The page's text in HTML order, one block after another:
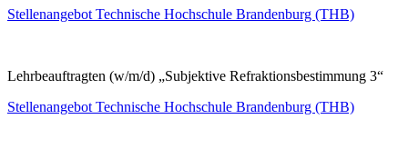
Stellenangebot Technische Hochschule Brandenburg (THB)
Lehrbeauftragten (w/m/d) „Subjektive Refraktionsbestimmung 3“
Stellenangebot Technische Hochschule Brandenburg (THB)